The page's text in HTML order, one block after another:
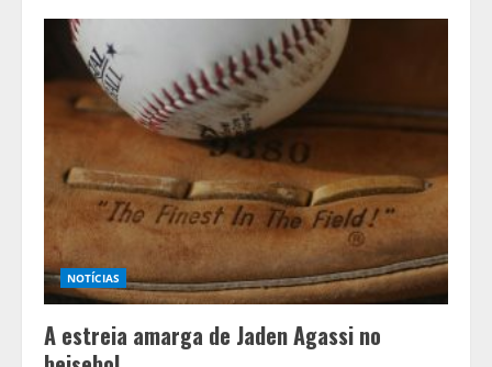
histórico
título
mundial
de
xadrez
rápido
Nova
York:
‘Ninguém
esperava
que
ganhasse’
NOTÍCIAS
A estreia amarga de Jaden Agassi no